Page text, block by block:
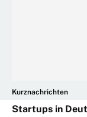
Kurznachrichten
Startups in